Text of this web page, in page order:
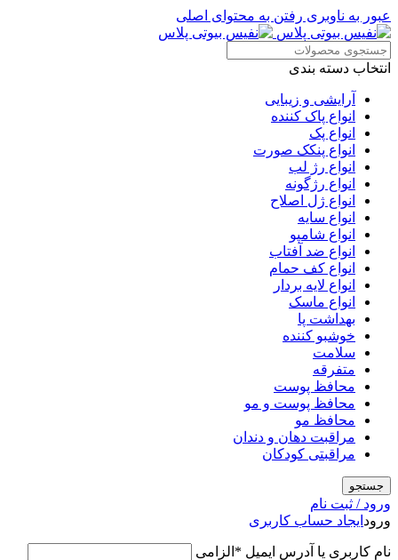
عبور به ناوبری رفتن به محتوای اصلی
انتخاب دسته بندی
آرایشی و زیبایی
انواع پاک کننده
انواع پک
انواع پنکک صورت
انواع رژ لب
انواع رژگونه
انواع ژل اصلاح
انواع سایه
انواع شامپو
انواع ضد آفتاب
انواع کف حمام
انواع لایه بردار
انواع ماسک
بهداشت پا
خوشبو کننده
سلامت
متفرقه
محافظ پوست
محافظ پوست و مو
محافظ مو
مراقبت دهان و دندان
مراقبتی کودکان
جستجو
ورود / ثبت نام
ورود ایجاد حساب کاربری
نام کاربری یا آدرس ایمیل * الزامی